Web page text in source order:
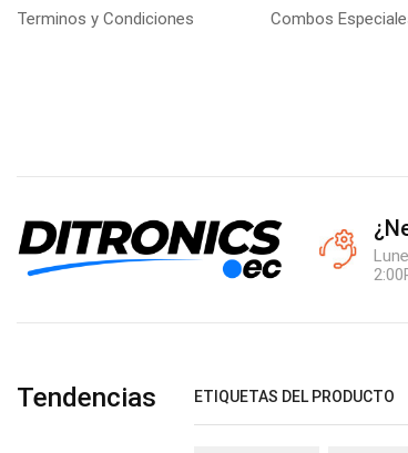
Terminos y Condiciones
Combos
Tendencias ETIQUETAS DEL PRODUCTO